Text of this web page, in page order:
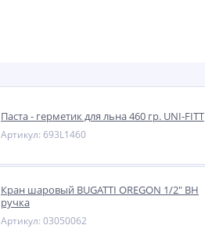
Паста - герметик для льна 460 гр. UNI-FITT
Артикул: 693L1460
Кран шаровый BUGATTI OREGON 1/2" ВН
ручка
Артикул: 03050062